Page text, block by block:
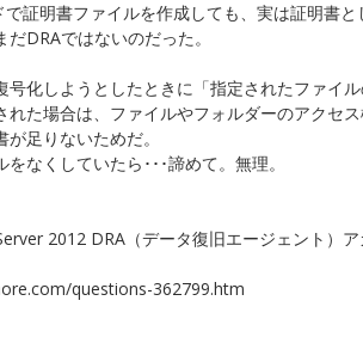
証明書ファイルを作成しても、実は証明書
DRAではないのだった。
号化しようとしたときに「指定されたファイ
れた場合は、ファイルやフォルダーのアクセ
足りないためだ。
なくしていたら･･･諦めて。無理。
2012 DRA（データ復旧エージェント）
questions-362799.htm